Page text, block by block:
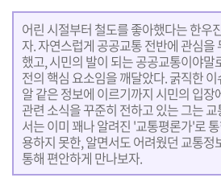
어린 시절부터 철도를 좋아했다는 한우
자. 자연스럽게 공공교통 전반에 관심을
했고, 시민의 발이 되는 공공교통이야말
전의 핵심 요소임을 깨달았다. 굵직한 이
알 같은 정보에 이르기까지 시민의 입장
관련 소식을 꾸준히 전하고 있는 그는
서는 이미 꽤나 알려진 '교통평론가'로
용하지 못한, 알면서도 어려웠던 교통정
통해 편안하게 만나보자.